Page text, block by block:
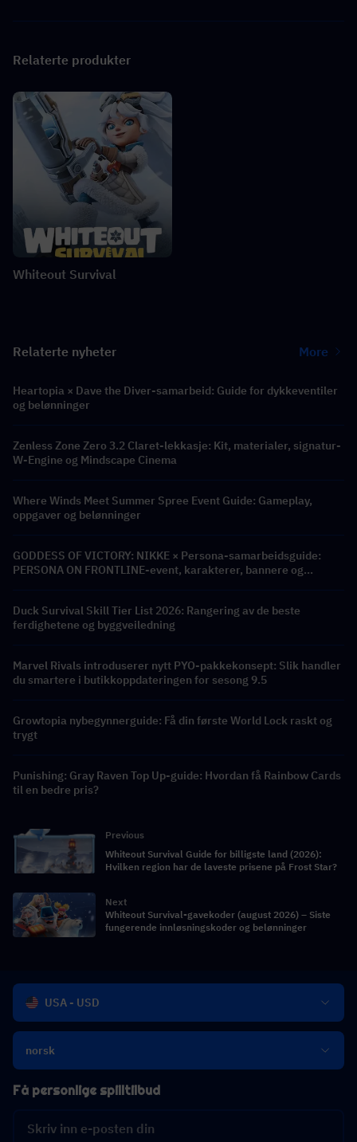
Relaterte produkter
Whiteout Survival
Relaterte nyheter More
Heartopia × Dave the Diver-samarbeid: Guide for dykkeventiler
og belønninger
Zenless Zone Zero 3.2 Claret-lekkasje: Kit, materialer, signatur-
W-Engine og Mindscape Cinema
Where Winds Meet Summer Spree Event Guide: Gameplay,
oppgaver og belønninger
GODDESS OF VICTORY: NIKKE × Persona-samarbeidsguide:
PERSONA ON FRONTLINE-event, karakterer, bannere og
Duck Survival Skill Tier List 2026: Rangering av de beste
ferdighetene og byggveiledning
Marvel Rivals introduserer nytt PYO-pakkekonsept: Slik handler
du smartere i butikkoppdateringen for sesong 9.5
Growtopia nybegynnerguide: Få din første World Lock raskt og
trygt
Punishing: Gray Raven Top Up-guide: Hvordan få Rainbow Cards
til en bedre pris?
Previous
Whiteout Survival Guide for billigste land (2026):
Hvilken region har de laveste prisene på Frost Star?
Next
Whiteout Survival-gavekoder (august 2026) – Siste
fungerende innløsningskoder og belønninger
USA - USD
norsk
Få personlige spilltilbud